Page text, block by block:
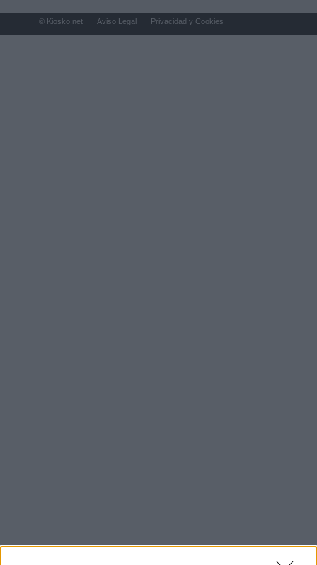
© Kiosko.net Aviso Legal Privacidad y Cookies